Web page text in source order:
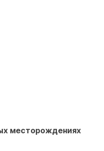
месторождениях